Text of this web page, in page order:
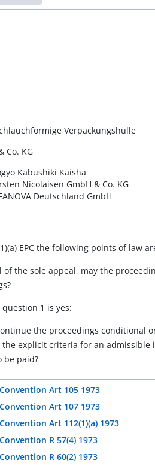
Verpackungshülle
Co. KG
Kabushiki Kaisha
Nicolaisen GmbH & Co. KG
Deutschland GmbH
EPC the following points of law
of the sole appeal, may the
1 is yes:
the proceedings conditional
explicit criteria for an
be paid?
Art 105 1973
Art 107 1973
Art 112(1)(a) 1973
R 57(4) 1973
R 60(2) 1973